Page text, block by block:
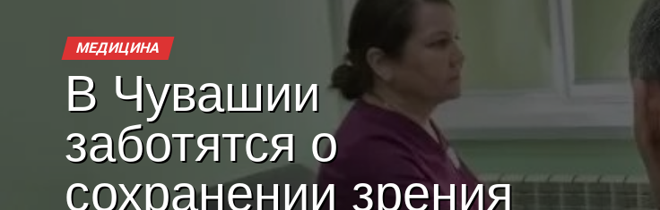
МЕДИЦИНА
В Чувашии
заботятся о
сохранении зрения